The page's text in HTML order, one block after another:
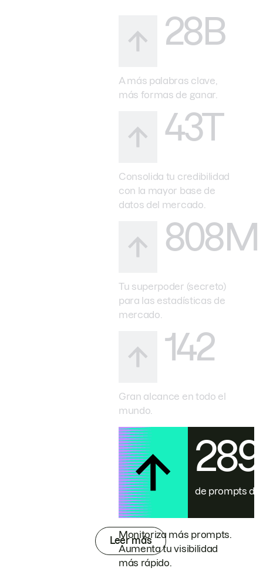
28B
A más palabras clave,
más formas de ganar.
43T
Consolida tu credibilidad
con la mayor base de
datos del mercado.
808M
Tu superpoder (secreto)
para las estadísticas de
mercado.
142
Gran alcance en todo el
mundo.
de prompts de
Monitoriza más prompts.
Aumenta tu visibilidad
más rápido.
Leer más